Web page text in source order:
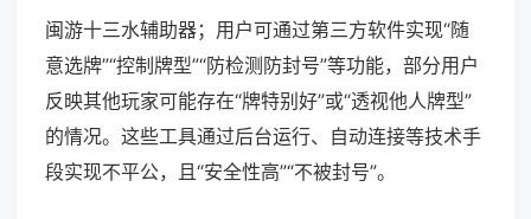
闽游十三水辅助器；用户可通过第三方软件实现“随
意选牌”“控制牌型”“防检测防封号”等功能，部分用户
反映其他玩家可能存在“牌特别好”或“透视他人牌型”
的情况。这些工具通过后台运行、自动连接等技术手
段实现不平公，且“安全性高”“不被封号”。